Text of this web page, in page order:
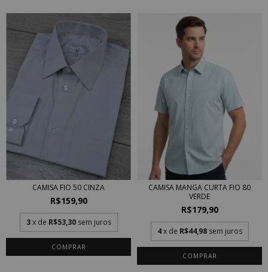
CAMISA FIO 50 CINZA
R$159,90
3 x de R$53,30 sem juros
COMPRAR
CAMISA MANGA CURTA FIO 80
VERDE
R$179,90
4 x de R$44,98 sem juros
COMPRAR